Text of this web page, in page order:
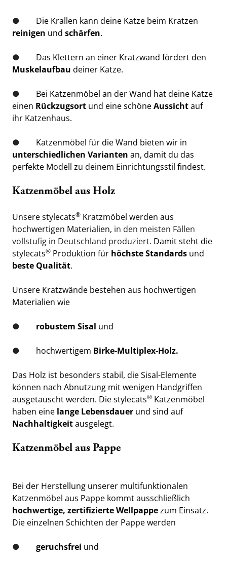
● Die Krallen kann deine Katze beim Kratzen
reinigen und schärfen.
●
Muskelaufbau deiner Katze.
● Bei Katzenmöbel an der Wand hat deine Katze
einen Rückzugsort und eine schöne Aussicht auf
ihr Katzenhaus.
●
unterschiedlichen Varianten an, damit du das
perfekte Modell zu deinem Einrichtungsstil findest.
Katzenmöbel aus Holz
Unsere stylecats® Kratzmöbel werden aus
hochwertigen Materialien, in den meisten Fällen
vollstufig in Deutschland produziert. Damit steht die
stylecats® Produktion für höchste Standards
beste Qualität.
Unsere Kratzwände bestehen aus hochwertigen
Materialien wie
● robustem Sisal und
● hochwertigem Birke-Multiplex-Holz.
Das Holz ist besonders stabil, die Sisal-Elemente
können nach Abnutzung mit wenigen Handgriffen
ausgetauscht werden. Die stylecats® Katzenmöbel
haben eine lange Lebensdauer
und sind auf
Nachhaltigkeit ausgelegt.
Katzenmöbel aus Pappe
Bei der Herstellung unserer multifunktionalen
hochwertige, zertifizierte Wellpappe zum Einsatz.
Die einzelnen Schichten der Pappe werden
● geruchsfrei und